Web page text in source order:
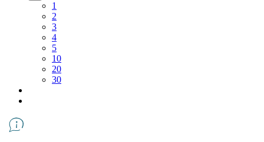
1
2
3
4
5
10
20
30